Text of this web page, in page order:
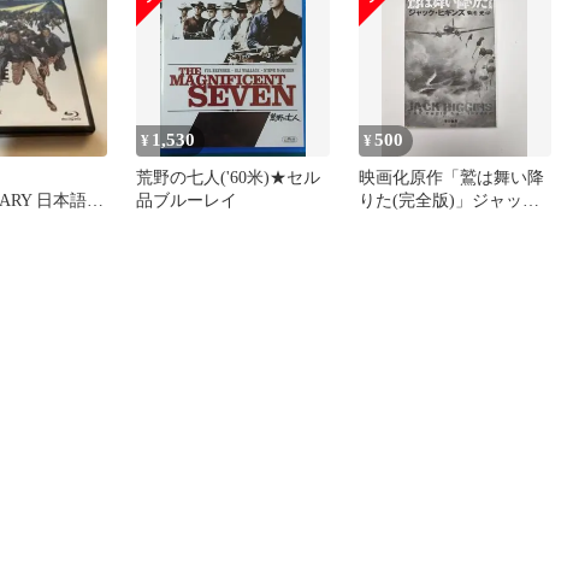
日本語吹
¥ 1,530
荒野の七人('60米)★セル
品ブルーレイ
¥500
映画化原作「鷲は舞い降
りた(完全版)」ジャッ